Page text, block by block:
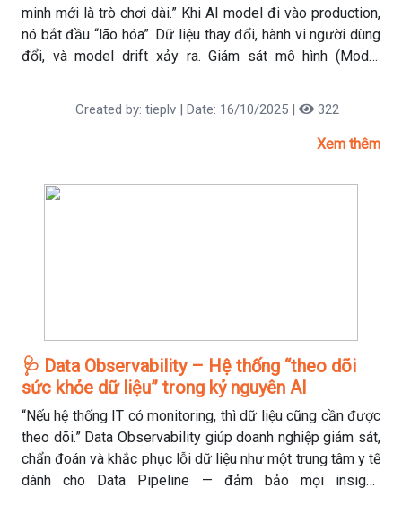
minh mới là trò chơi dài.” Khi AI model đi vào production,
nó bắt đầu “lão hóa”. Dữ liệu thay đổi, hành vi người dùng
đổi, và model drift xảy ra. Giám sát mô hình (Model
Created by: tieplv | Date: 16/10/2025 | 322
Xem thêm
🩺 Data Observability – Hệ thống “theo dõi
sức khỏe dữ liệu” trong kỷ nguyên AI
“Nếu hệ thống IT có monitoring, thì dữ liệu cũng cần được
theo dõi.” Data Observability giúp doanh nghiệp giám sát,
chẩn đoán và khắc phục lỗi dữ liệu như một trung tâm y tế
dành cho Data Pipeline — đảm bảo mọi insight,